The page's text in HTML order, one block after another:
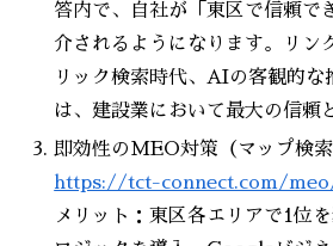
答内で、自社が「東区で信頼で
介されるようになります。リン
リック検索時代、AIの客観的な
は、建設業において最大の信頼
即効性のMEO対策（マップ検索
https://tct-connect.com/
メリット：東区各エリアで1位